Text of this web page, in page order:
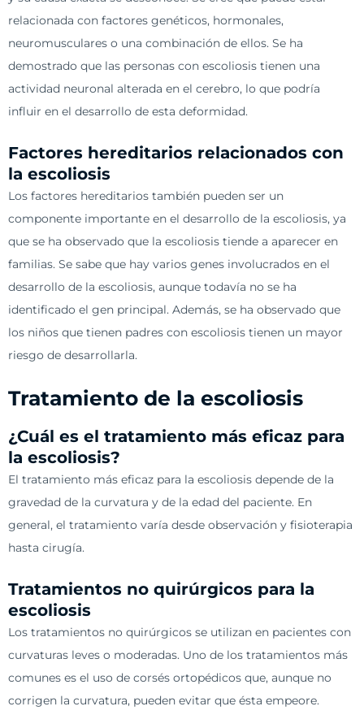
relacionada con factores genéticos, hormonales,
neuromusculares o una combinación de ellos. Se ha
demostrado que las personas con escoliosis tienen una
actividad neuronal alterada en el cerebro, lo que podría
influir en el desarrollo de esta deformidad.
Factores hereditarios relacionados con
la escoliosis
Los factores hereditarios también pueden ser un
componente importante en el desarrollo de la escoliosis, ya
que se ha observado que la escoliosis tiende a aparecer en
familias. Se sabe que hay varios genes involucrados en el
desarrollo de la escoliosis, aunque todavía no se ha
identificado el gen principal. Además, se ha observado que
los niños que tienen padres con escoliosis tienen un mayor
riesgo de desarrollarla.
Tratamiento de la escoliosis
¿Cuál es el tratamiento más eficaz para
la escoliosis?
El tratamiento más eficaz para la escoliosis depende de la
gravedad de la curvatura y de la edad del paciente. En
general, el tratamiento varía desde observación y fisioterapia
hasta cirugía.
Tratamientos no quirúrgicos para la
escoliosis
Los tratamientos no quirúrgicos se utilizan en pacientes con
curvaturas leves o moderadas. Uno de los tratamientos más
comunes es el uso de corsés ortopédicos que, aunque no
corrigen la curvatura, pueden evitar que ésta empeore.